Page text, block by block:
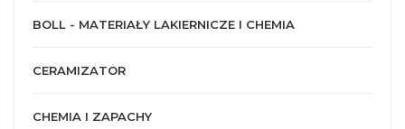
BOLL - MATERIAŁY LAKIERNICZE I CHEMIA
CERAMIZATOR
CHEMIA I ZAPACHY